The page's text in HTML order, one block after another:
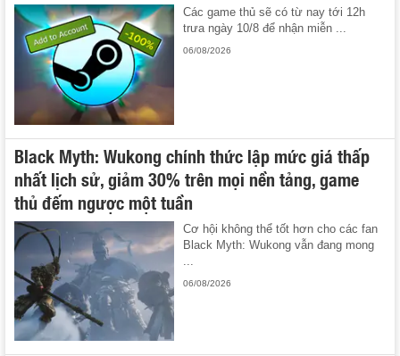
Các game thủ sẽ có từ nay tới 12h
trưa ngày 10/8 để nhận miễn ...
06/08/2026
Black Myth: Wukong chính thức lập mức giá thấp
nhất lịch sử, giảm 30% trên mọi nền tảng, game
thủ đếm ngược một tuần
Cơ hội không thể tốt hơn cho các fan
Black Myth: Wukong vẫn đang mong
06/08/2026